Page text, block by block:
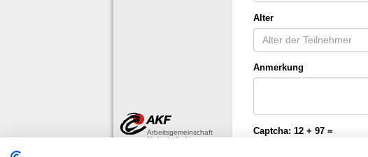
Arbeitsgemeinschaft
für katholische
Alter
Anmerkung
Captcha: 12 + 97 =